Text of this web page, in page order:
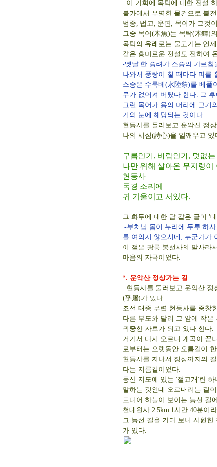
이 기회에 목탁에 대한 전설
불가에서 유명한 물건으로 불
범종, 법고, 운판, 목어가 그것
그중 목어(木魚)는 목탁(木鐸)
목탁의 유래로는 물고기는 언
같은 흥미로운 전설도 전하여
-옛날 한 승려가 스승의 가르
나와서 풍랑이 칠 때마다 피를
스승은 수륙베(水陸祭)를 베풀
무가 없어져 버렸다 한다. 그
그런 목어가 용의 머리에 고기
기의 눈에 해당되는 것이다.
현등사를 둘러보고 운악산 정
나의 시심(詩心)을 일깨우고 있
구름인가, 바람인가, 덧없
나만 위해 살아온 무지렁이
현등사
독경 소리에
귀 기울이고 서있다.
그 화두에 대한 답 같은 글이 '
-부처님 몸이 누리에 두루 하
를 여의지 않으시네, 누군가가
이 절은 광릉 봉선사의 말사라
마음의 자국이었다.
*. 운악산 정상가는 길
현등사를 둘러보고 운악산 정
(孚屠)가 있다.
조선 태종 무렵 현등사를 중창
다른 부도와 달리 그 앞에 작
귀중한 자료가 되고 있다 한다.
거기서 다시 오르니 계곡이 끝
로부터는 오랫동안 오름길이
현등사를 지나서 정상까지의
다는 지름길이었다.
등산 지도에 있는 '절고개'란
말하는 것인데 오르내리는 길
드디어 하늘이 보이는 능선 길
천대원사 2.5km 1시간 40분이
그 능선 길을 가다 보니 시원
가 있다.